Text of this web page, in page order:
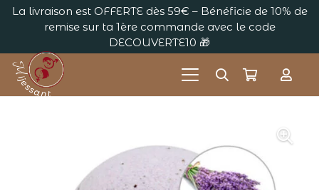
La livraison est OFFERTE dès 59€ – Bénéficie de 10% de
remise sur ta 1ère commande avec le code
DECOUVERTE10 🎁